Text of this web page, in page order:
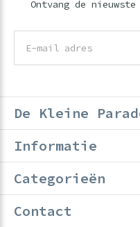
Ontvang de
De Kleine
Informatie
Categorieën
Contact